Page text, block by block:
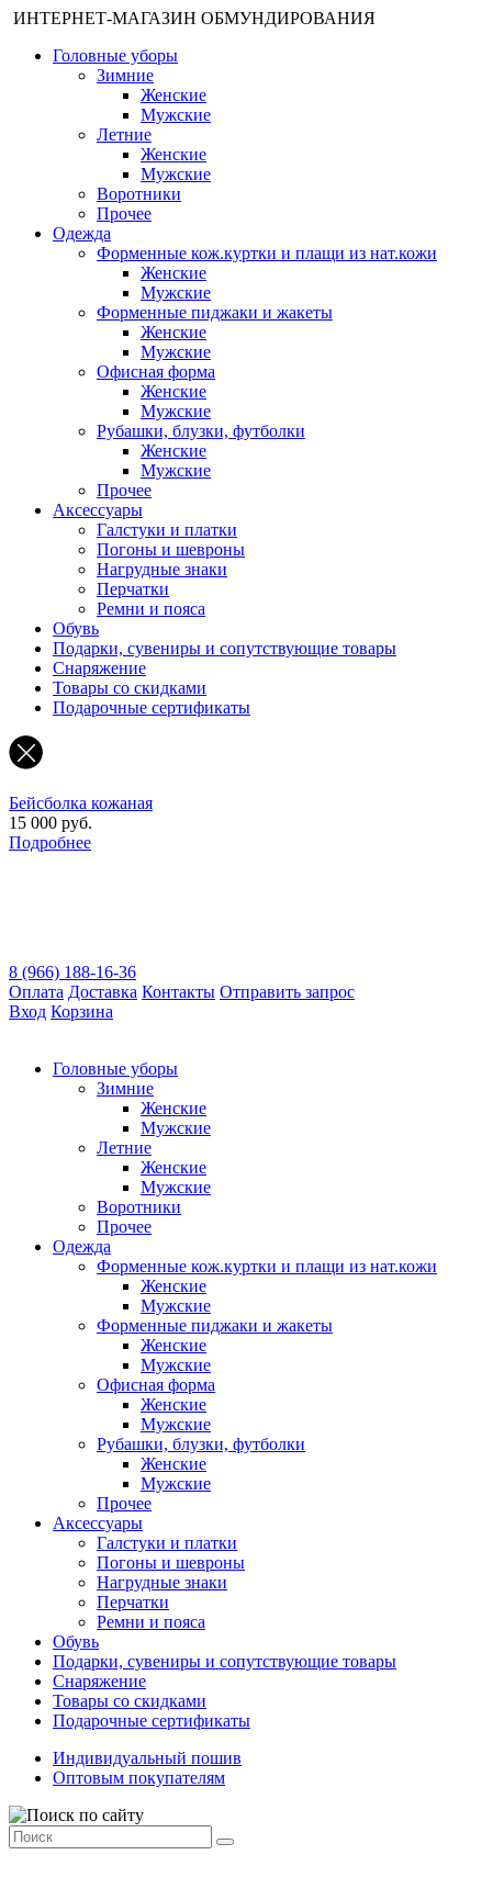
ИНТЕРНЕТ-МАГАЗИН ОБМУНДИРОВАНИЯ
Головные уборы
Зимние
Женские
Мужские
Летние
Женские
Мужские
Воротники
Прочее
Одежда
Форменные кож.куртки и плащи из нат.кожи
Женские
Мужские
Форменные пиджаки и жакеты
Женские
Мужские
Офисная форма
Женские
Мужские
Рубашки, блузки, футболки
Женские
Мужские
Прочее
Аксессуары
Галстуки и платки
Погоны и шевроны
Нагрудные знаки
Перчатки
Ремни и пояса
Обувь
Подарки, сувениры и сопутствующие товары
Снаряжение
Товары со скидками
Подарочные сертификаты
Бейсболка кожаная
15 000 руб.
Подробнее
8 (966) 188-16-36
Оплата Доставка Контакты Отправить запрос
Вход Корзина
Головные уборы
Зимние
Женские
Мужские
Летние
Женские
Мужские
Воротники
Прочее
Одежда
Форменные кож.куртки и плащи из нат.кожи
Женские
Мужские
Форменные пиджаки и жакеты
Женские
Мужские
Офисная форма
Женские
Мужские
Рубашки, блузки, футболки
Женские
Мужские
Прочее
Аксессуары
Галстуки и платки
Погоны и шевроны
Нагрудные знаки
Перчатки
Ремни и пояса
Обувь
Подарки, сувениры и сопутствующие товары
Снаряжение
Товары со скидками
Подарочные сертификаты
Индивидуальный пошив
Оптовым покупателям